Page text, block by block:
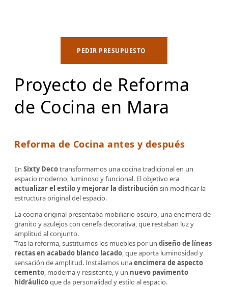
PEDIR PRESUPUESTO
Proyecto de Reforma
de Cocina en Mara
Reforma de Cocina antes y después
En Sixty Decotransformamos una cocina tradicional en un
espacio moderno, luminoso y funcional. El objetivo era
actualizar el estilo y mejorar la distribución sin modificar la
estructura original del espacio.
La cocina original presentaba mobiliario oscuro, una encimera de
granito y azulejos con cenefa decorativa, que restaban luz y
amplitud al conjunto.
Tras la reforma, sustituimos los muebles por un diseño de líneas
rectas en acabado blanco lacado, que aporta luminosidad y
sensación de amplitud. Instalamos unaencimera de aspecto
cemento, moderna y resistente, y un nuevo pavimento
hidráulicoque da personalidad y estilo al espacio.